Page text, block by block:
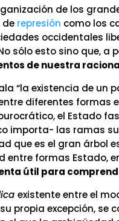
de los
de represión como los
occidentales
sólo esto sino que, a
de nuestra
“la existencia de un
diferentes formas
el Estado
importa- las ramas
que es el gran árbol
entre formas Estado,
útil para
existente entre el
propia excepción, se